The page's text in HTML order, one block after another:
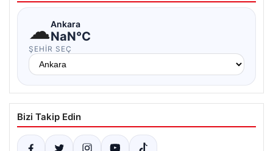
☁Ankara
NaN°C
ŞEHIR SEÇ
Bizi Takip Edin